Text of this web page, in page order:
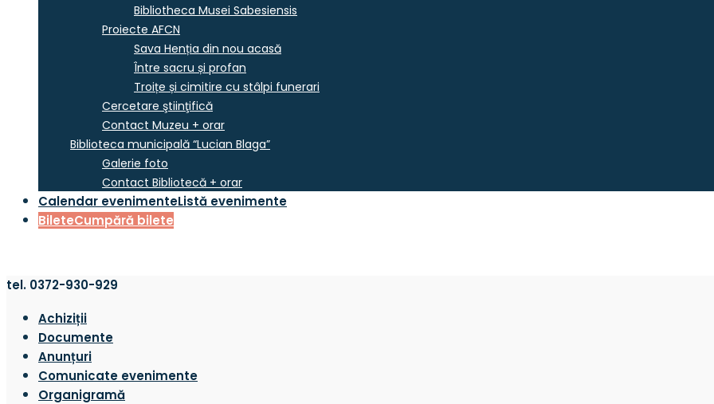
Bibliotheca Musei Sabesiensis
Proiecte AFCN
Sava Henția din nou acasă
Între sacru și profan
Troițe și cimitire cu stâlpi funerari
Cercetare ştiinţifică
Contact Muzeu + orar
Biblioteca municipală “Lucian Blaga”
Galerie foto
Contact Bibliotecă + orar
Calendar evenimenteListă evenimente
BileteCumpără bilete
tel. 0372-930-929
Achiziții
Documente
Anunțuri
Comunicate evenimente
Organigramă